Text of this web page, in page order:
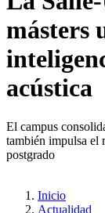
másters
acústica
El campus
también impulsa el
postgrado
Inicio
Actualidad